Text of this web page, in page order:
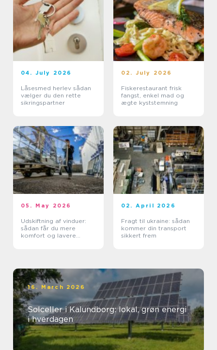
04. July 2026
Låsesmed herlev sådan
vælger du den rette
sikringspartner
02. July 2026
Fiskerestaurant frisk
fangst, enkel mad og
ægte kyststemning
05. May 2026
Udskiftning af vinduer:
sådan får du mere
komfort og lavere
02. April 2026
Fragt til ukraine: sådan
kommer din transport
sikkert frem
16. March 2026
Solceller i Kalundborg: lokal, grøn energi
i hverdagen